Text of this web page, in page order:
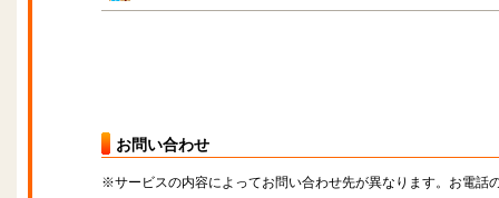
お問い合わせ
※サービスの内容によってお問い合わせ先が異なります。お電話